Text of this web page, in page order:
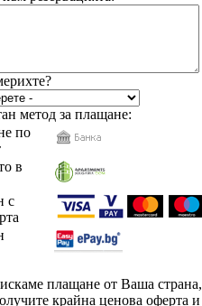
метод за плащане:
по
в
с
плащане от Ваша страна,
крайна ценова оферта и